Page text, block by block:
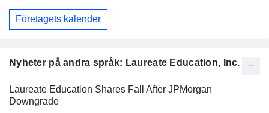
Nyheter på andra språk: Laureate Education, Inc.
Laureate Education Shares Fall After JPMorgan
Downgrade
Företagets kalender